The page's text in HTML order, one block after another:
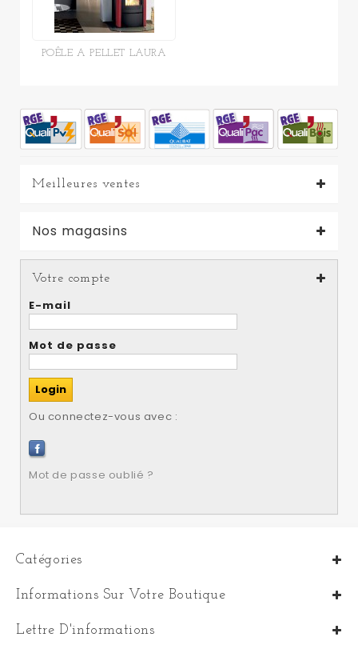
POÊLE A PELLET LAURA
Meilleures ventes
Nos magasins
Votre compte
E-mail
Mot de passe
Ou connectez-vous avec :
Mot de passe oublié ?
Catégories
Informations Sur Votre Boutique
Lettre D'informations